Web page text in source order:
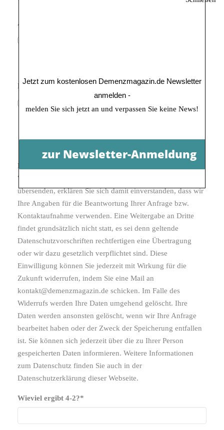
ANONYME VERÖFFENTLICHUNG:
DATENSCHUTZ:*
Ich bin damit einverstanden, dass meine Angaben zur
HINWEIS:
Wenn Sie die im Kontaktformular eingegebenen Daten
übersenden, erklären Sie sich damit einverstanden, dass wir
Ihre Angaben für die Beantwortung Ihrer Anfrage bzw.
Kontaktaufnahme verwenden. Eine Weitergabe an Dritte
findet grundsätzlich nicht statt, es sei denn geltende
Datenschutzvorschriften rechtfertigen eine Übertragung
oder wir dazu gesetzlich verpflichtet sind. Diese
Einwilligung können Sie jederzeit mit Wirkung für die
Zukunft widerrufen, indem Sie eine Mail an
kontakt@demenzmagazin.de schicken. Im Falle des
Widerrufs werden Ihre Daten umgehend gelöscht. Ihre
Daten werden ansonsten gelöscht, wenn wir Ihre Anfrage
bearbeitet haben oder der Zweck der Speicherung entfallen
ist. Sie können sich jederzeit über die zu Ihrer Person
gespeicherten Daten informieren. Weitere Informationen
zum Datenschutz finden Sie auch in der
Datenschutzerklärung dieser Webseite.
Wieviel ergibt 4-2?*
Jetzt zum kostenlosen Demenzmagazin.de Newsletter
anmelden -
melden Sie sich jetzt an und verpassen Sie keine News!
zur Newsletter-Anmeldung